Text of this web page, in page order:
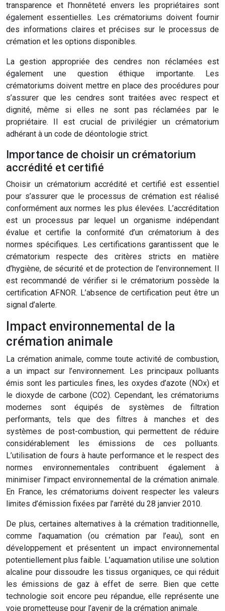
transparence et l’honnêteté envers les propriétaires sont
également essentielles. Les crématoriums doivent fournir
des informations claires et précises sur le processus de
crémation et les options disponibles.
La gestion appropriée des cendres non réclamées est
également une question éthique importante. Les
crématoriums doivent mettre en place des procédures pour
s’assurer que les cendres sont traitées avec respect et
dignité, même si elles ne sont pas réclamées par le
propriétaire. Il est crucial de privilégier un crématorium
adhérant à un code de déontologie strict.
Importance de choisir un crématorium
accrédité et certifié
Choisir un crématorium accrédité et certifié est essentiel
pour s’assurer que le processus de crémation est réalisé
conformément aux normes les plus élevées. L’accréditation
est un processus par lequel un organisme indépendant
évalue et certifie la conformité d’un crématorium à des
normes spécifiques. Les certifications garantissent que le
crématorium respecte des critères stricts en matière
d’hygiène, de sécurité et de protection de l’environnement. Il
est recommandé de vérifier si le crématorium possède la
certification AFNOR. L’absence de certification peut être un
signal d’alerte.
Impact environnemental de la
crémation animale
La crémation animale, comme toute activité de combustion,
a un impact sur l’environnement. Les principaux polluants
émis sont les particules fines, les oxydes d’azote (NOx) et
le dioxyde de carbone (CO2). Cependant, les crématoriums
modernes sont équipés de systèmes de filtration
performants, tels que des filtres à manches et des
systèmes de post-combustion, qui permettent de réduire
considérablement les émissions de ces polluants.
L’utilisation de fours à haute performance et le respect des
normes environnementales contribuent également à
minimiser l’impact environnemental de la crémation animale.
En France, les crématoriums doivent respecter les valeurs
limites d’émission fixées par l’arrêté du 28 janvier 2010.
De plus, certaines alternatives à la crémation traditionnelle,
comme l’aquamation (ou crémation par l’eau), sont en
développement et présentent un impact environnemental
potentiellement plus faible. L’aquamation utilise une solution
alcaline pour dissoudre les tissus organiques, ce qui réduit
les émissions de gaz à effet de serre. Bien que cette
technologie soit encore peu répandue, elle représente une
voie prometteuse pour l’avenir de la crémation animale.